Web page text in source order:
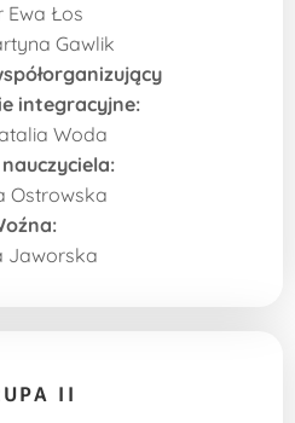
Ewa Łos
Gawlik
integracyjne:
Woda
Ostrowska
Jaworska
II